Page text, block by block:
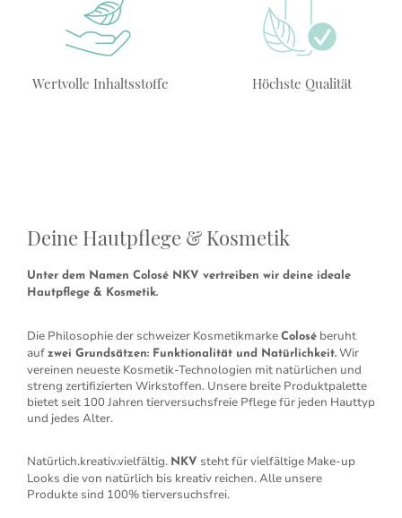
Wertvolle Inhaltsstoffe Höchste Qualität
Deine Hautpflege & Kosmetik
Unter dem Namen Colosé NKV vertreiben wir deine ideale
Hautpflege & Kosmetik.
Die Philosophie der schweizer Kosmetikmarke Colosé beruht
auf zwei Grundsätzen: Funktionalität und Natürlichkeit. Wir
vereinen neueste Kosmetik-Technologien mit natürlichen und
streng zertifizierten Wirkstoffen. Unsere breite Produktpalette
bietet seit 100 Jahren tierversuchsfreie Pflege für jeden Hauttyp
und jedes Alter.
Natürlich.kreativ.vielfältig. NKV steht für vielfältige Make-up
Looks die von natürlich bis kreativ reichen. Alle unsere
Produkte sind 100% tierversuchsfrei.